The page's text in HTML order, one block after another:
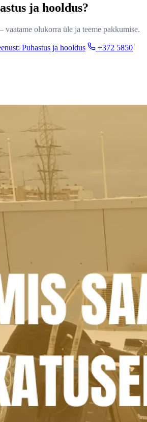
ja hooldus?
olukorra üle ja teeme pakkumise.
Puhastus ja hooldus
+372 5850